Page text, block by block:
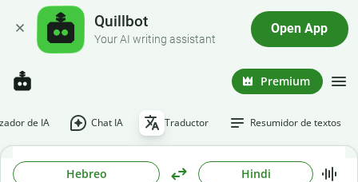
Quillbot
Your AI writing assistant
Open App
Premium
de IA Chat IA Traductor Resumidor de textos
Hebreo Hindi